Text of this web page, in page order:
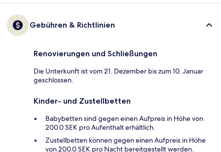
Gebühren & Richtlinien
Renovierungen und Schließungen
Die Unterkunft ist vom 21. Dezember bis zum 10. Januar
geschlossen.
Kinder- und Zustellbetten
Babybetten sind gegen einen Aufpreis in Höhe von
200.0 SEK pro Aufenthalt erhältlich.
Zustellbetten können gegen einen Aufpreis in Höhe
von 200.0 SEK pro Nacht bereitgestellt werden.